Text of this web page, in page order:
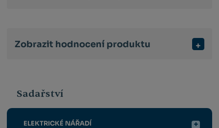
Zobrazit hodnocení produktu
Sadařství
ELEKTRICKÉ NÁŘADÍ